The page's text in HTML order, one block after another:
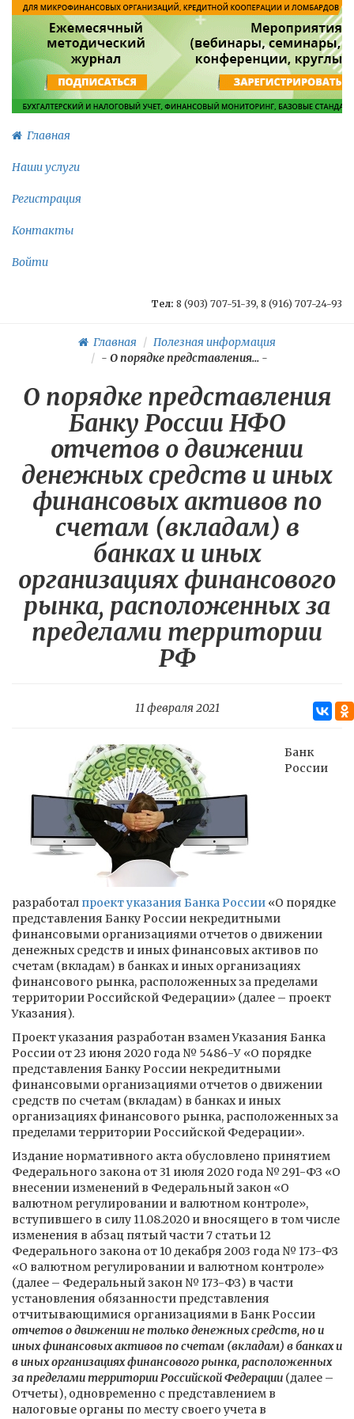
Главная
Наши услуги
Регистрация
Контакты
Войти
Тел: 8 (903) 707-51-39, 8 (916) 707-24-93
Главная
Полезная информация
- О порядке представления...-
О порядке представления
Банку России НФО
отчетов о движении
денежных средств и иных
финансовых активов по
счетам (вкладам) в
банках и иных
организациях финансового
рынка, расположенных за
пределами территории
РФ
11 февраля 2021
Банк
России
разработал проект указания Банка России «О порядке
представления Банку России некредитными
финансовыми организациями отчетов о движении
денежных средств и иных финансовых активов по
счетам (вкладам) в банках и иных организациях
финансового рынка, расположенных за пределами
территории Российской Федерации» (далее – проект
Указания).
Проект указания разработан взамен Указания Банка
России от 23 июня 2020 года № 5486-У «О порядке
представления Банку России некредитными
финансовыми организациями отчетов о движении
средств по счетам (вкладам) в банках и иных
организациях финансового рынка, расположенных за
пределами территории Российской Федерации».
Издание нормативного акта обусловлено принятием
Федерального закона от 31 июля 2020 года № 291-ФЗ «О
внесении изменений в Федеральный закон «О
валютном регулировании и валютном контроле»,
вступившего в силу 11.08.2020 и вносящего в том числе
изменения в абзац пятый части 7 статьи 12
Федерального закона от 10 декабря 2003 года № 173-ФЗ
«О валютном регулировании и валютном контроле»
(далее – Федеральный закон № 173-ФЗ) в части
установления обязанности представления
отчитывающимися организациями в Банк России
отчетов о движении не только денежных средств, но и
иных финансовых активов по счетам (вкладам) в банках и
в иных организациях финансового рынка, расположенных
за пределами территории Российской Федерации (далее –
Отчеты), одновременно с представлением в
налоговые органы по месту своего учета в